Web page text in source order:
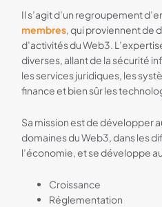
Il s’agit d’un regroupement
membres, qui proviennent de
d’activités du Web3.
diverses, allant de la sécurité
les services juridiques, les
finance et bien sûr les
Sa mission est de développer
domaines du Web3, dans les
l’économie, et se développe
Croissance
Réglementation